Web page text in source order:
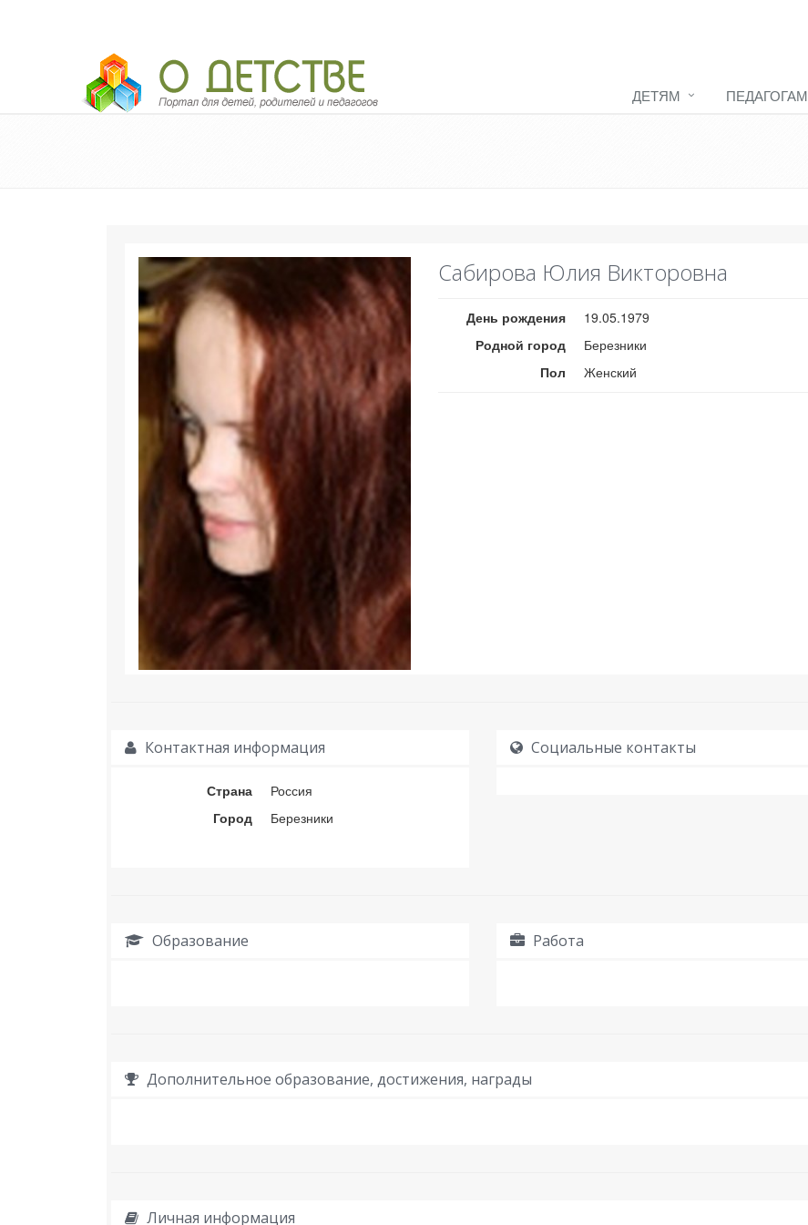
Педагогический портал «О детстве»
ДЕТЯМ
ПЕДАГОГАМ
Сабирова Юлия Викторовна
День рождения
19.05.1979
Родной город
Березники
Пол
Женский
Контактная информация
Страна
Россия
Город
Березники
Социальные контакты
Образование Работа
Дополнительное образование, достижения, награды
Личная информация